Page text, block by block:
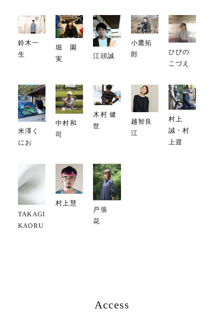
鈴木一
生
堀 園
実
江頭誠
小鷹拓
郎
ひびの
こづえ
米澤く
にお
中村和
司
木村 健
世
越智良
江
村上
誠・村
上渡
TAKAGI
KAORU
村上慧
戸張
花
Access